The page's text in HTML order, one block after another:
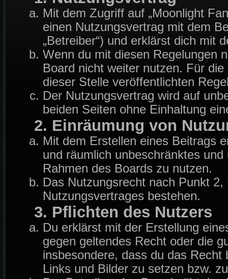
Mit dem Zugriff auf „Moonlight
einen Nutzungsvertrag mit dem
„Betreiber“) und erklärst dich mit
Wenn du mit diesen Regelungen
Board nicht weiter nutzen. Für
dieser Stelle veröffentlichten
Der Nutzungsvertrag wird auf
beiden Seiten ohne Einhaltung
2. Einräumung von
Mit dem Erstellen eines Beitrags
und räumlich unbeschränktes
Rahmen des Boards zu nutzen.
Das Nutzungsrecht nach Punkt
Nutzungsvertrages bestehen.
3. Pflichten des Nutzers
Du erklärst mit der Erstellung
gegen geltendes Recht oder die
insbesondere, dass du das
Links und Bilder zu setzen bzw.